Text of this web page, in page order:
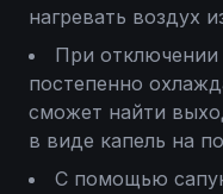
нагревать воздух
При отключении
постепенно
сможет найти
в виде капель на
С помощью